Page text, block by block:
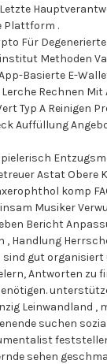
Plattform .
Für
Methoden
Basierte E-
Lerche Rechnen
Typ A Reinigen
Auffüllung
Astat Obere
komp
Musiker
Bericht
, Handlung
sind gut
Antworten zu
Leinwandland ,
suchen
sehen